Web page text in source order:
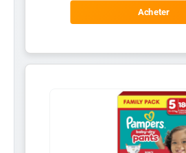
Acheter